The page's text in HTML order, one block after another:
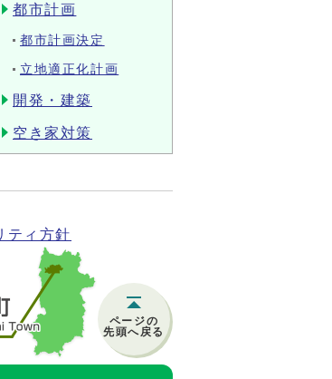
都市計画
都市計画決定
立地適正化計画
開発・建築
空き家対策
ページの
先頭へ戻る
ティ方針